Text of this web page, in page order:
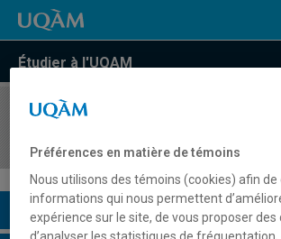
Étudier à l'UQAM
COURS//
Description du cours
Préférences en matière de témoins
Nous utilisons des témoins (cookies) afin de
informations qui nous permettent
expérience sur le site, de vous proposer des